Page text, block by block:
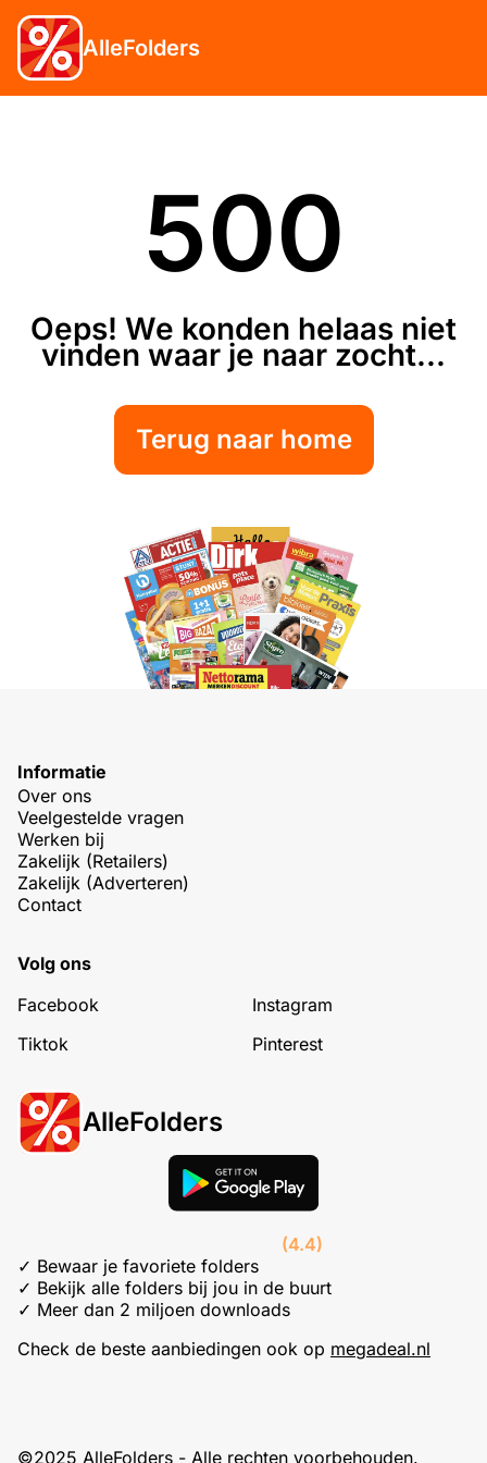
AlleFolders
500
Oeps! We konden helaas niet
vinden waar je naar zocht...
Terug naar home
Informatie
Over ons
Veelgestelde vragen
Werken bij
Zakelijk (Retailers)
Zakelijk (Adverteren)
Contact
Volg ons
Facebook
Instagram
Tiktok
Pinterest
AlleFolders
(4.4)
✓ Bewaar je favoriete folders
✓ Bekijk alle folders bij jou in de buurt
✓ Meer dan 2 miljoen downloads
Check de beste aanbiedingen ook op megadeal.nl
©2025 AlleFolders - Alle rechten voorbehouden.